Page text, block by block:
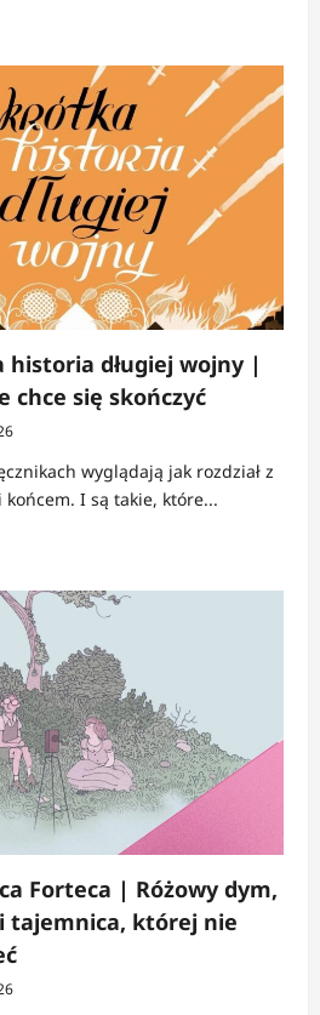
historia długiej wojny |
chce się skończyć
wyglądają jak rozdział z
I są takie, które...
Forteca | Różowy dym,
tajemnica, której nie